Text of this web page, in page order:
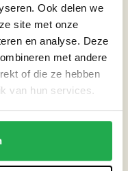
Ook delen we
site met onze
en analyse. Deze
met andere
of die ze hebben
van hun services.
sluiten aan bij wie er